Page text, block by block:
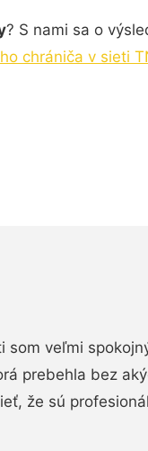
? S nami sa o
chrániča v sieti
som veľmi
prebehla bez
že sú